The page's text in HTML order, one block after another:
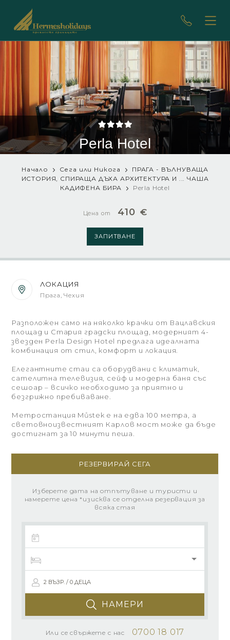
Perla Hotel
Начало Сега или Никога
ПРАГА - ВЪЛНУВАЩА
ИСТОРИЯ, СПИРАЩА ДЪХА АРХИТЕКТУРА И ... ЧАША
КАДИФЕНА БИРА
Perla Hotel
Цена от 410 €
ЗАПИТВАНЕ
ЛОКАЦИЯ
Прага, Чехия
Разположен само на няколко крачки от Вацлавския
площад и Стария градски площад, модерният 4-
звезден Perla Design Hotel предлага идеалната
комбинация от стил, комфорт и локация.
Елегантните стаи са оборудвани с климатик,
сателитна телевизия, сейф и модерна баня със
сешоар – всичко необходимо за приятно и
безгрижно пребиваване.
Метростанция Můstek е на едва 100 метра, а
световноизвестният Карлов мост може да бъде
достигнат за 10 минути пеша.
РЕЗЕРВИРАЙ СЕГА
Изберете дата на отпътуване и туристи и
намерете цена *изисква се отделна резервация за
всяка стая
2 ВЪЗР. / 0 ДЕЦА
НАМЕРИ
Или се свържете с нас 0700 18 017